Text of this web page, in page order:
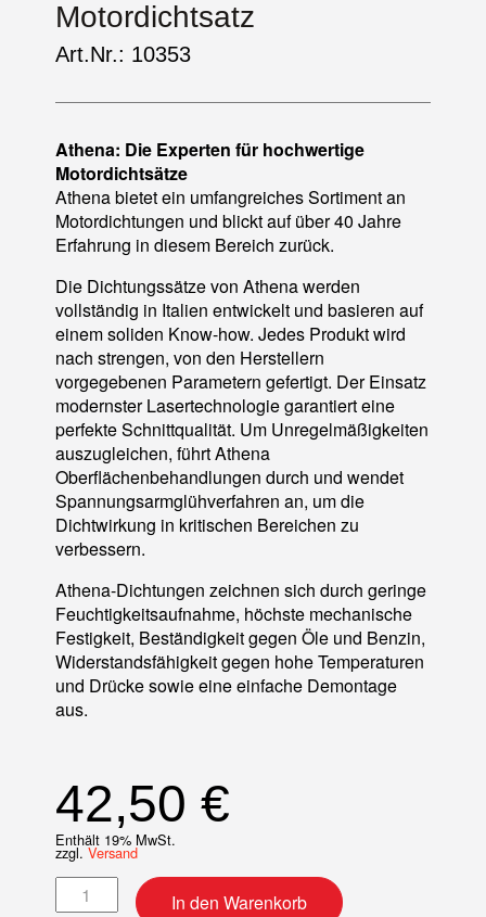
Motordichtsatz
Art.Nr.: 10353
Athena: Die Experten für hochwertige
Motordichtsätze
Athena bietet ein umfangreiches Sortiment an
Motordichtungen und blickt auf über 40 Jahre
Erfahrung in diesem Bereich zurück.
Die Dichtungssätze von Athena werden
vollständig in Italien entwickelt und basieren auf
einem soliden Know-how. Jedes Produkt wird
nach strengen, von den Herstellern
vorgegebenen Parametern gefertigt. Der Einsatz
modernster Lasertechnologie garantiert eine
perfekte Schnittqualität. Um Unregelmäßigkeiten
auszugleichen, führt Athena
Oberflächenbehandlungen durch und wendet
Spannungsarmglühverfahren an, um die
Dichtwirkung in kritischen Bereichen zu
verbessern.
Athena-Dichtungen zeichnen sich durch geringe
Feuchtigkeitsaufnahme, höchste mechanische
Festigkeit, Beständigkeit gegen Öle und Benzin,
Widerstandsfähigkeit gegen hohe Temperaturen
und Drücke sowie eine einfache Demontage
aus.
42,50 €
Enthält 19% MwSt.
zzgl. Versand
Motordichtsatz MengeIn den Warenkorb